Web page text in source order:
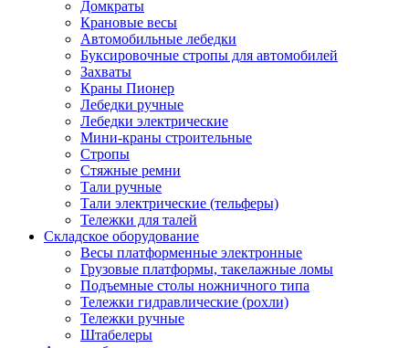
Домкраты
Крановые весы
Автомобильные лебедки
Буксировочные стропы для автомобилей
Захваты
Краны Пионер
Лебедки ручные
Лебедки электрические
Мини-краны строительные
Стропы
Стяжные ремни
Тали ручные
Тали электрические (тельферы)
Тележки для талей
Складское оборудование
Весы платформенные электронные
Грузовые платформы, такелажные ломы
Подъемные столы ножничного типа
Тележки гидравлические (рохли)
Тележки ручные
Штабелеры